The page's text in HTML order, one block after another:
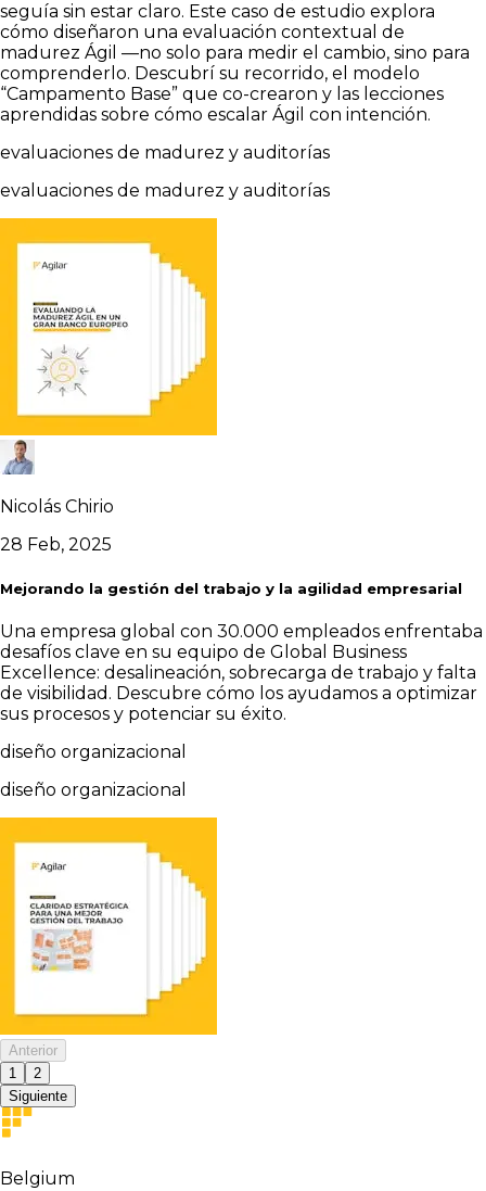
seguía sin estar claro. Este caso de estudio explora
cómo diseñaron una evaluación contextual de
madurez Ágil —no solo para medir el cambio, sino para
comprenderlo. Descubrí su recorrido, el modelo
“Campamento Base” que co-crearon y las lecciones
aprendidas sobre cómo escalar Ágil con intención.
evaluaciones de madurez y auditorías
evaluaciones de madurez y auditorías
Nicolás Chirio
28 Feb, 2025
Mejorando la gestión del trabajo y la agilidad empresarial
Una empresa global con 30.000 empleados enfrentaba
desafíos clave en su equipo de Global Business
Excellence: desalineación, sobrecarga de trabajo y falta
de visibilidad. Descubre cómo los ayudamos a optimizar
sus procesos y potenciar su éxito.
diseño organizacional
diseño organizacional
Anterior
1
2
Siguiente
Belgium